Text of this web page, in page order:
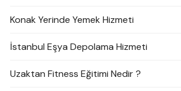
Konak Yerinde Yemek Hizmeti
İstanbul Eşya Depolama Hizmeti
Uzaktan Fitness Eğitimi Nedir ?